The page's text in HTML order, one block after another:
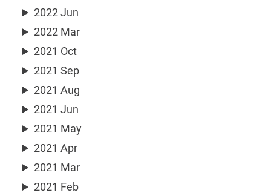
2022 Jun
2022 Mar
2021 Oct
2021 Sep
2021 Aug
2021 Jun
2021 May
2021 Apr
2021 Mar
2021 Feb